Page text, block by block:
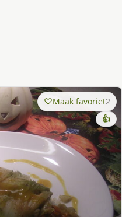
Maak favoriet2
👍